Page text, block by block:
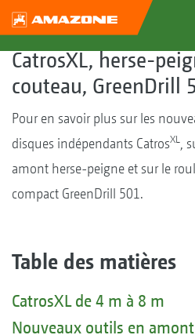
CatrosXL, herse-
couteau, GreenDrill
Pour en savoir plus sur les
disques indépendants CatrosXL ,
amont herse-peigne et sur le
compact GreenDrill 501.
Table des matières
CatrosXL de 4 m à 8 m
Nouveaux outils en amont